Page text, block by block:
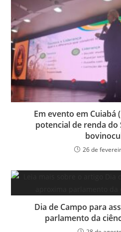
Em evento em Cuiabá
potencial de renda do
26 de
Dia de Campo para
parlamento da